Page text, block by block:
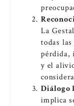
La
todas
pérdida,
y el
Diálogo
implica